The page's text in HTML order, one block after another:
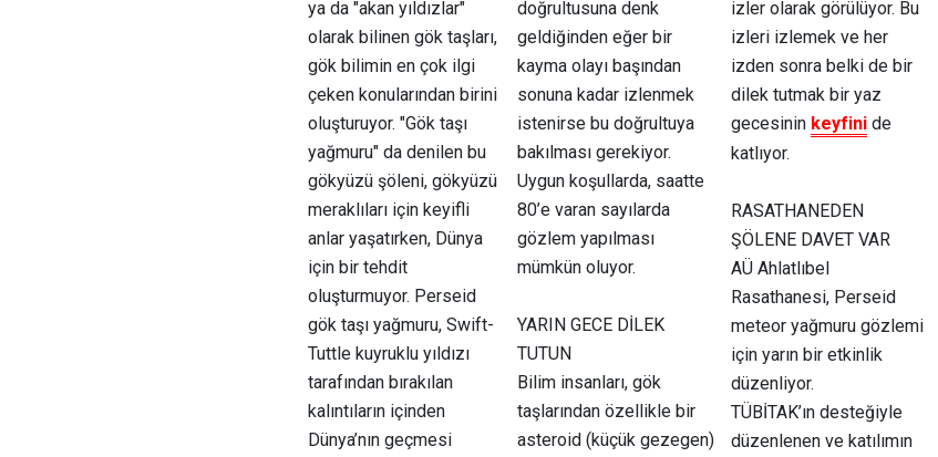
ya da "akan yıldızlar"
olarak bilinen gök taşları,
gök bilimin en çok ilgi
çeken konularından birini
oluşturuyor. "Gök taşı
yağmuru" da denilen bu
gökyüzü şöleni, gökyüzü
meraklıları için keyifli
anlar yaşatırken, Dünya
için bir tehdit
oluşturmuyor. Perseid
gök taşı yağmuru, Swift-
Tuttle kuyruklu yıldızı
tarafından bırakılan
kalıntıların içinden
Dünya’nın geçmesi
doğrultusuna denk
geldiğinden eğer bir
kayma olayı başından
sonuna kadar izlenmek
istenirse bu doğrultuya
bakılması gerekiyor.
Uygun koşullarda, saatte
80’e varan sayılarda
gözlem yapılması
mümkün oluyor.
YARIN GECE DİLEK
TUTUN
Bilim insanları, gök
taşlarından özellikle bir
asteroid (küçük gezegen)
izler olarak görülüyor. Bu
izleri izlemek ve her
izden sonra belki de bir
dilek tutmak bir yaz
gecesinin keyfini de
katlıyor.
RASATHANEDEN
ŞÖLENE DAVET VAR
AÜ Ahlatlıbel
Rasathanesi, Perseid
meteor yağmuru gözlemi
için yarın bir etkinlik
düzenliyor.
TÜBİTAK’ın desteğiyle
düzenlenen ve katılımın